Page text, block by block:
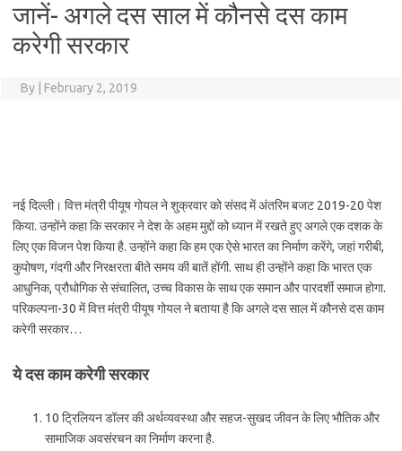
जानें- अगले दस साल में कौनसे दस काम
करेगी सरकार
By February 2, 2019
नई दिल्ली। वित्त मंत्री पीयूष गोयल ने शुक्रवार को संसद में अंतरिम बजट 2019-20 पेश
किया. उन्होंने कहा कि सरकार ने देश के अहम मुद्दों को ध्यान में रखते हुए अगले एक दशक के
लिए एक विजन पेश किया है. उन्होंने कहा कि हम एक ऐसे भारत का निर्माण करेंगे, जहां गरीबी,
कुपोषण, गंदगी और निरक्षरता बीते समय की बातें होंगी. साथ ही उन्होंने कहा कि भारत एक
आधुनिक, प्रौधोगिक से संचालित, उच्च विकास के साथ एक समान और पारदर्शी समाज होगा.
परिकल्पना-30 में वित्त मंत्री पीयूष गोयल ने बताया है कि अगले दस साल में कौनसे दस काम
करेगी सरकार…
ये दस काम करेगी सरकार
10 ट्रिलियन डॉलर की अर्थव्यवस्था और सहज-सुखद जीवन के लिए भौतिक और
सामाजिक अवसंरचन का निर्माण करना है.